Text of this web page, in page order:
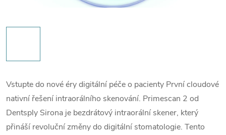
Vstupte do nové éry digitální péče o pacienty První cloudové
nativní řešení intraorálního skenování. Primescan 2 od
Dentsply Sirona je bezdrátový intraorální skener, který
přináší revoluční změny do digitální stomatologie. Tento